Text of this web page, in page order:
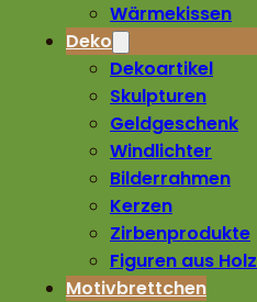
Wärmekissen
Deko
Dekoartikel
Skulpturen
Geldgeschenk
Windlichter
Bilderrahmen
Kerzen
Zirbenprodukte
Figuren aus Holz
Motivbrettchen